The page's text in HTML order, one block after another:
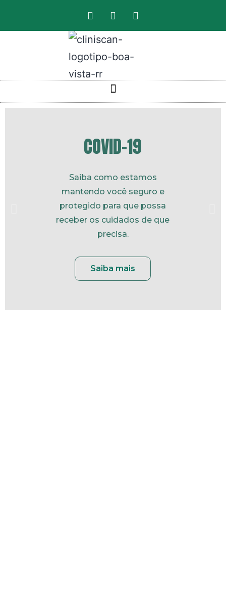
COVID-19
Saiba como estamos
mantendo você seguro e
protegido para que possa
receber os cuidados de que
precisa.
Saiba mais